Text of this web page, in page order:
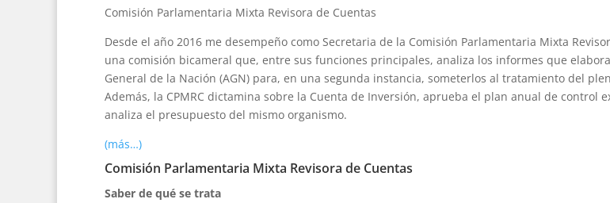
Comisión Parlamentaria Mixta Revisora de Cuentas
Desde el año 2016 me desempeño como Secretaria de la Comisión Parlamentaria Mixta
una comisión bicameral que, entre sus funciones principales, analiza los informes que
General de la Nación (AGN) para, en una segunda instancia, someterlos al tratamiento del
Además, la CPMRC dictamina sobre la Cuenta de Inversión, aprueba el plan anual de control
analiza el presupuesto del mismo organismo.
(más…)
Comisión Parlamentaria Mixta Revisora de Cuentas
Saber de qué se trata